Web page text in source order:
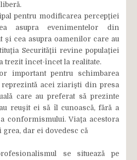
pentru modificarea percepţiei
asupra evenimentelor din
şi cea asupra oamenilor care au
Securităţii revine populaţiei
trezit încet-încet la realitate.
important pentru schimbarea
acei ziarişti din presa
care au preferat să prezinte
reuşit ei să îl cunoască, fără a
conformismului. Viaţa acestora
grea, dar ei dovedesc că
se situează pe